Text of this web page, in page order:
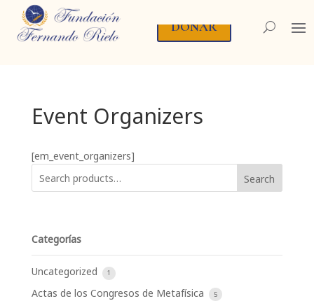
DONAR
Event Organizers
[em_event_organizers]
Search
Categorías
Uncategorized 1
Actas de los Congresos de Metafísica 5